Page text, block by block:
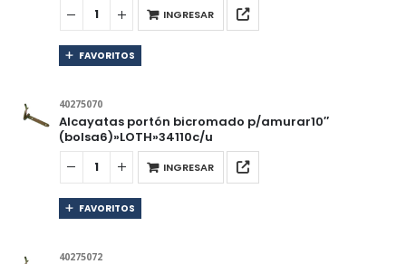
INGRESAR
FAVORITOS
40275070
Alcayatas portón bicromado p/amurar10″
(bolsa6)»LOTH»34110c/u
INGRESAR
FAVORITOS
40275072